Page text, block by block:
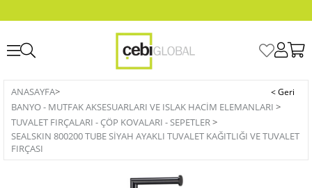
ANASAYFA>
BANYO - MUTFAK AKSESUARLARI VE ISLAK HACIM ELEMANLARI >
TUVALET FIRÇALARI - ÇÖP KOVALARI - SEPETLER>
SEALSKIN 800200 TUBE SİYAH AYAKLI TUVALET KAĞITLIĞI VE TUVALET
FIRÇASI